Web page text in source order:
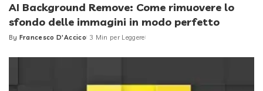
AI Background Remove: Come rimuovere lo
sfondo delle immagini in modo perfetto
Posted
By Francesco D'Accico 3 Min per Leggere